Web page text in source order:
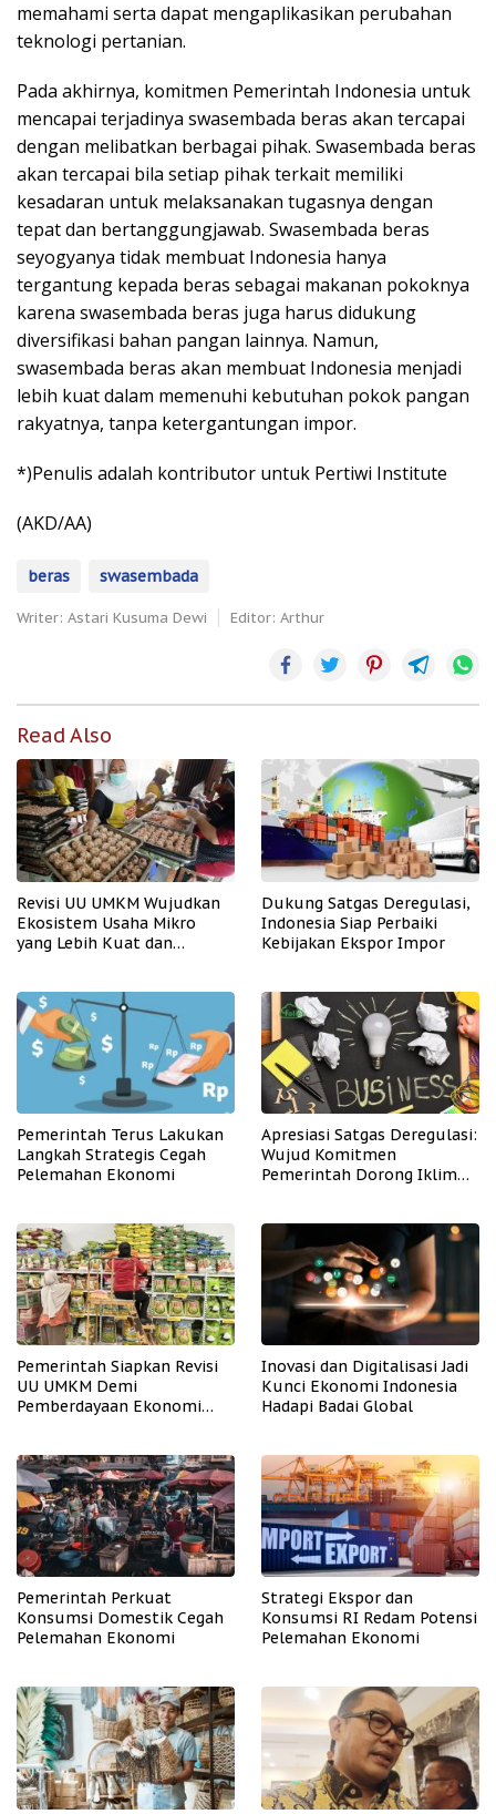
memahami serta dapat mengaplikasikan perubahan
teknologi pertanian.
Pada akhirnya, komitmen Pemerintah Indonesia untuk
mencapai terjadinya swasembada beras akan tercapai
dengan melibatkan berbagai pihak. Swasembada beras
akan tercapai bila setiap pihak terkait memiliki
kesadaran untuk melaksanakan tugasnya dengan
tepat dan bertanggungjawab. Swasembada beras
seyogyanya tidak membuat Indonesia hanya
tergantung kepada beras sebagai makanan pokoknya
karena swasembada beras juga harus didukung
diversifikasi bahan pangan lainnya. Namun,
swasembada beras akan membuat Indonesia menjadi
lebih kuat dalam memenuhi kebutuhan pokok pangan
rakyatnya, tanpa ketergantungan impor.
*)Penulis adalah kontributor untuk Pertiwi Institute
(AKD/AA)
beras swasembada
Writer: Astari Kusuma Dewi Editor: Arthur
Read Also
Revisi UU UMKM Wujudkan
Ekosistem Usaha Mikro
yang Lebih Kuat dan
Dukung Satgas Deregulasi,
Indonesia Siap Perbaiki
Kebijakan Ekspor Impor
Pemerintah Terus Lakukan
Langkah Strategis Cegah
Pelemahan Ekonomi
Apresiasi Satgas Deregulasi:
Wujud Komitmen
Pemerintah Dorong Iklim
Pemerintah Siapkan Revisi
UU UMKM Demi
Pemberdayaan Ekonomi
Inovasi dan Digitalisasi Jadi
Kunci Ekonomi Indonesia
Hadapi Badai Global
Pemerintah Perkuat
Konsumsi Domestik Cegah
Pelemahan Ekonomi
Strategi Ekspor dan
Konsumsi RI Redam Potensi
Pelemahan Ekonomi